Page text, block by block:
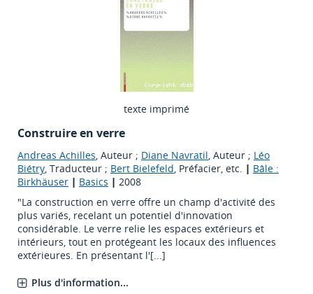
texte imprimé
Construire en verre
Andreas Achilles, Auteur ; Diane Navratil, Auteur ; Léo
Biétry, Traducteur ; Bert Bielefeld, Préfacier, etc. | Bâle :
Birkhäuser | Basics | 2008
"La construction en verre offre un champ d'activité des
plus variés, recelant un potentiel d'innovation
considérable. Le verre relie les espaces extérieurs et
intérieurs, tout en protégeant les locaux des influences
extérieures. En présentant l'[...]
Plus d'information...